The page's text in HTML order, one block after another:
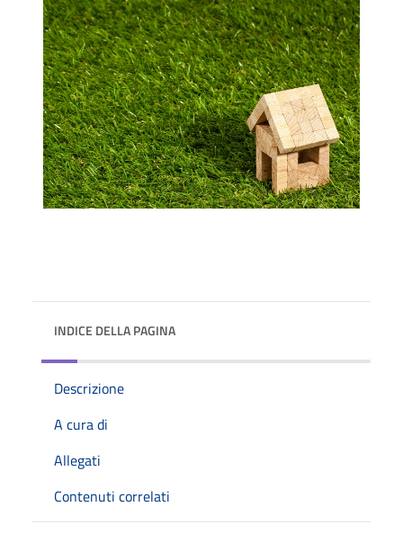
INDICE DELLA PAGINA
Descrizione
A cura di
Allegati
Contenuti correlati